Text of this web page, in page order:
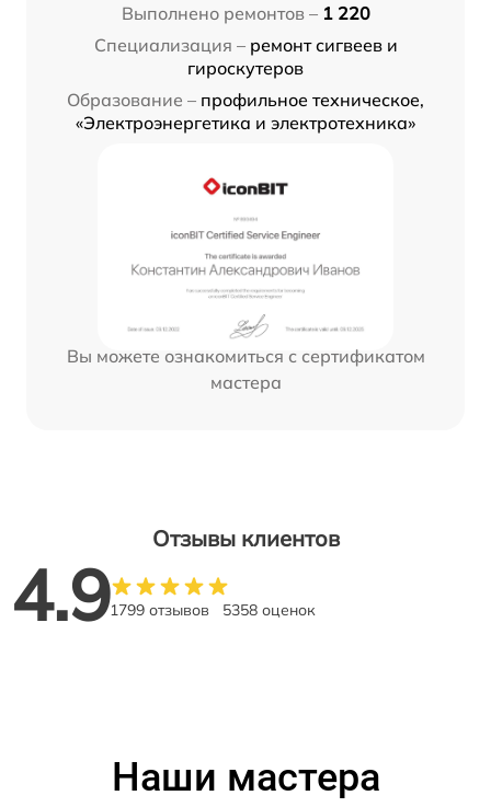
Выполнено ремонтов – 1 220
Специализация – ремонт сигвеев и
гироскутеров
Образование – профильное техническое,
«Электроэнергетика и электротехника»
Вы можете ознакомиться с сертификатом
мастера
Отзывы клиентов
4.91799 отзывов 5358 оценок
Наши мастера